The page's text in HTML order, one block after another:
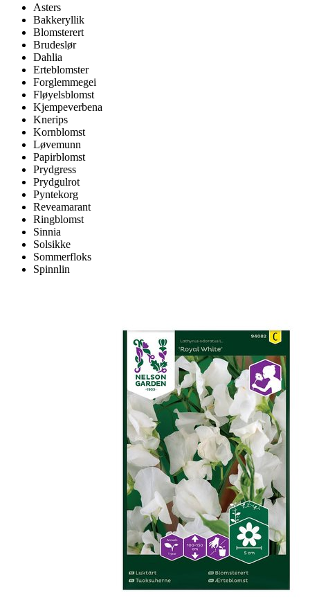
Asters
Bakkeryllik
Blomsterert
Brudeslør
Dahlia
Erteblomster
Forglemmegei
Fløyelsblomst
Kjempeverbena
Knerips
Kornblomst
Løvemunn
Papirblomst
Prydgress
Prydgulrot
Pyntekorg
Reveamarant
Ringblomst
Sinnia
Solsikke
Sommerfloks
Spinnlin